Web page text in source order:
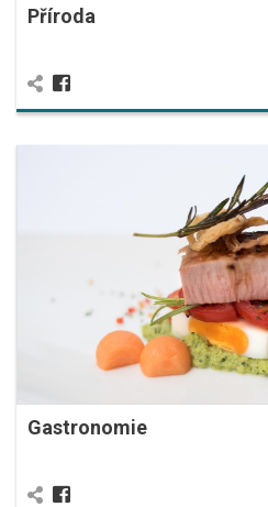
Příroda
Gastronomie